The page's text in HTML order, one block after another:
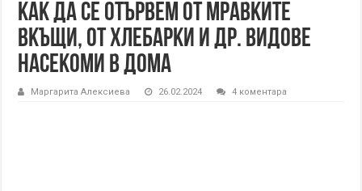
Как да се отървем от мравките
вкъщи, от хлебарки и др. видове
насекоми в дома
Маргарита Алексиева 26.02.2024 4 коментара